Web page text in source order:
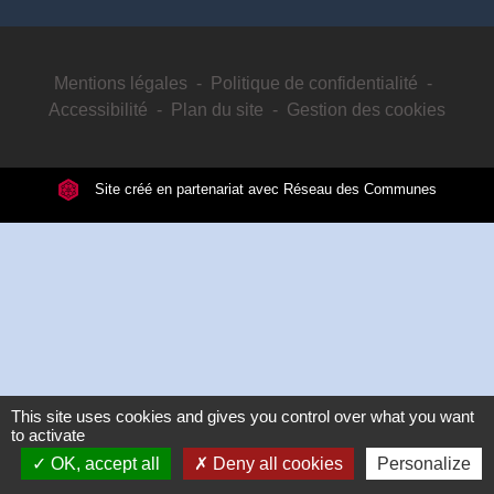
Mentions légales - Politique de confidentialité -
Accessibilité - Plan du site - Gestion des cookies
Site créé en partenariat avec Réseau des Communes
This site uses cookies and gives you control over what you want
to activate
OK, accept all
Deny all cookies Personalize